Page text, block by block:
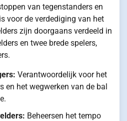
van tegenstanders en
voor de verdediging van het
zijn doorgaans verdeeld in
en twee brede spelers,
Verantwoordelijk voor het
en het wegwerken van de bal
Beheersen het tempo